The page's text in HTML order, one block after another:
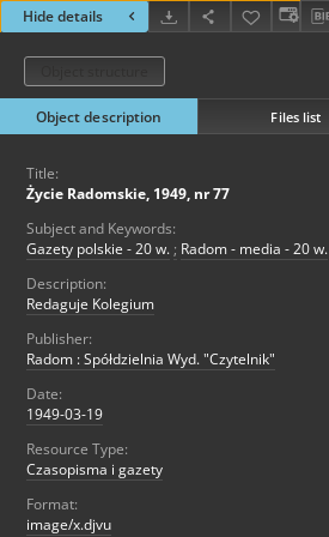
Hide details
Object description Files list
Title:
Życie Radomskie, 1949, nr 77
Subject and Keywords:
Gazety polskie - 20 w. ; Radom - media - 20 w.
Description:
Redaguje Kolegium
Publisher:
Radom : Spółdzielnia Wyd. "Czytelnik"
Date:
1949-03-19
Resource Type:
Czasopisma i gazety
Format:
image/x.djvu